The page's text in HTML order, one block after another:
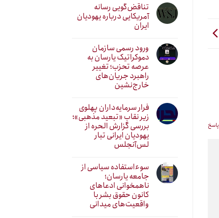
پاسخ
تناقض‌گویی رسانه
آمریکایی درباره یهودیان
ایران
ورود رسمی سازمان
دموکراتیک یارسان به
عرصه تحزب؛ تغییر
راهبرد جریان‌های
خارج‌نشین
فرار سرمایه‌داران پهلوی
زیر نقابِ «تبعید مذهبی»؛
بررسی گزارش الحره از
یهودیان ایرانی تبار
لس‌آنجلس
سوءاستفاده سیاسی از
جامعه یارسان؛
ناهمخوانی ادعاهای
کانون حقوق بشر با
واقعیت‌های میدانی